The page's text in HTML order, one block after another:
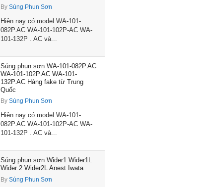
By Súng Phun Sơn
Hiện nay có model WA-101-
082P.AC WA-101-102P-AC WA-
101-132P . AC và...
Súng phun sơn WA-101-082P.AC
WA-101-102P.AC WA-101-
132P.AC Hàng fake từ Trung
Quốc
By Súng Phun Sơn
Hiện nay có model WA-101-
082P.AC WA-101-102P-AC WA-
101-132P . AC và...
Súng phun sơn Wider1 Wider1L
Wider 2 Wider2L Anest Iwata
By Súng Phun Sơn